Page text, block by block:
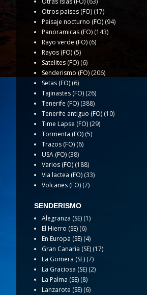
Otros paises (FO) (17)
Paisaje nocturno (FO) (94)
Panoramicas (FO) (143)
Rayo verde (FO) (6)
Rayos (FO) (5)
Satelites (FO) (6)
Senderismo (FO) (206)
Setas (FO) (6)
Tajinastes (FO) (26)
Tenerife (FO) (388)
Tenerife antiguo (FO) (10)
Time Lapse (FO) (29)
Tormenta (FO) (5)
Trazos (FO) (6)
USA (FO) (38)
Varios (FO) (188)
Via lactea (FO) (33)
Volcanes (FO) (7)
SENDERISMO
Alegranza (SE) (1)
El Hierro (SE) (6)
En Europa (SE) (4)
Gran Canaria (SE) (17)
La Gomera (SE) (7)
La Graciosa (SE) (2)
La Palma (SE) (8)
Lanzarote (SE) (6)